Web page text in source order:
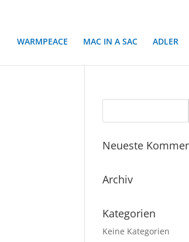
WARMPEACE MAC IN A SAC ADLER
Neueste
Archiv
Kategorien
Keine Kategorien